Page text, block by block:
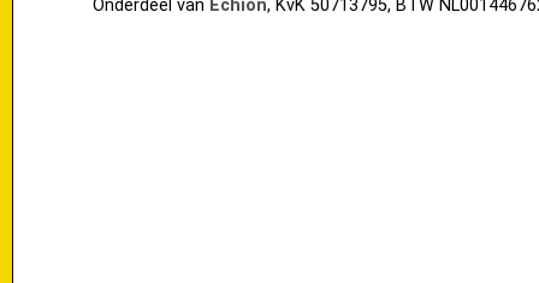
Onderdeel van Echion, KvK 50713795, BTW